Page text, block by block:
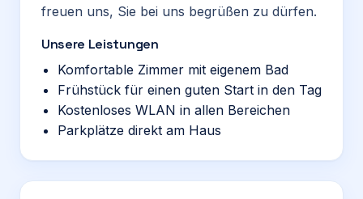
freuen uns, Sie bei uns begrüßen zu dürfen.
Unsere Leistungen
Komfortable Zimmer mit eigenem Bad
Frühstück für einen guten Start in den Tag
Kostenloses WLAN in allen Bereichen
Parkplätze direkt am Haus